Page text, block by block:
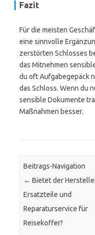
Fazit
Für die meisten
eine sinnvolle
zerstörten Schlosses
das Mitnehmen
du oft Aufgabegepäck
das Schloss. Wenn du
sensible Dokumente
Maßnahmen besser.
Beitrags-Navigation
← Bietet der
Ersatzteile und
Reparaturservice für
Reisekoffer?